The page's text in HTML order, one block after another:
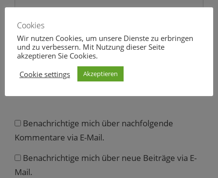
f
t
Name
E-
Mail
Website
Benachrichtige mich über nachfolgende
Kommentare via E-Mail.
Benachrichtige mich über neue Beiträge via E-
Mail.
Cookies
Wir nutzen Cookies, um unsere Dienste zu erbringen
und zu verbessern. Mit Nutzung dieser Seite
akzeptieren Sie Cookies.
Cookie settings
Akzeptieren